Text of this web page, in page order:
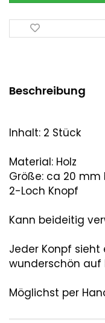
Beschreibung
Inhalt: 2 Stück
Material: Holz
Größe: ca 20 mm
2-Loch Knopf
Kann beideitig
Jeder Konpf
wunderschön auf
Möglichst per